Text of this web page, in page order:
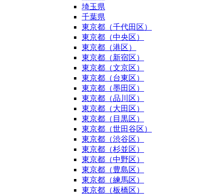
埼玉県
千葉県
東京都（千代田区）
東京都（中央区）
東京都（港区）
東京都（新宿区）
東京都（文京区）
東京都（台東区）
東京都（墨田区）
東京都（品川区）
東京都（大田区）
東京都（目黒区）
東京都（世田谷区）
東京都（渋谷区）
東京都（杉並区）
東京都（中野区）
東京都（豊島区）
東京都（練馬区）
東京都（板橋区）